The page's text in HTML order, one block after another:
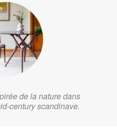
de la nature dans
century scandinave.